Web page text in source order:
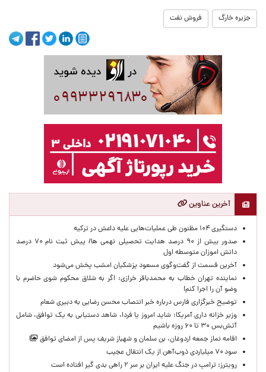
جزیره خارگ فروش نفت
آخرین عناوین
دستگیری ۱۰۴ مظنون طی عملیات‌هایی علیه داعش در ترکیه
صدور بیش از ۹۰ درصد هدایت تحصیلی نهمی ها/ پیش ثبت نام ۷۰ درصد
دانش اموزان متوسطه اول
آخرین قسمت از گفت‌وگوی مسعود پزشکیان امشب پخش می‌شود
نماینده تهران خطاب به محمدباقر خرازی: اگر به شلاق محکوم شوی حاضرم با
وضو آن را اجرا کنم!
توضیح خبرگزاری فارس درباره خبر انتصاب محسن رضایی به دبیری شعام
وزیر خزانه داری آمریکا: شاید امروز یا فردا، شاهد دستیابی به یک توافق، شامل
آتش‌بس ۳۰ تا ۶۰ روزه باشیم
اقامه نماز جمعه اردوغان، بن ‌سلمان و شهباز شریف پس از امضای توافق
سود ۷۰ میلیاردی ذوب‌آهن از یک انتقال عجیب
رویترز: ترامپ در جنگ علیه ایران بر سر ۲ راهی بدی گیر افتاده است